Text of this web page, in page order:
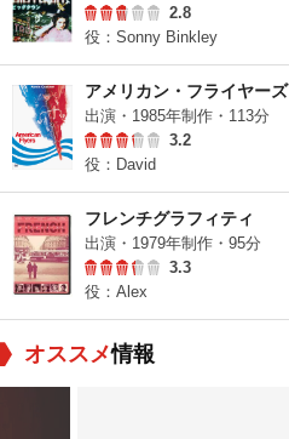
2.8
役：Sonny Binkley
アメリカン・フライヤーズ
出演・1985年制作・113分
3.2
役：David
フレンチグラフィティ
出演・1979年制作・95分
3.3
役：Alex
オススメ情報